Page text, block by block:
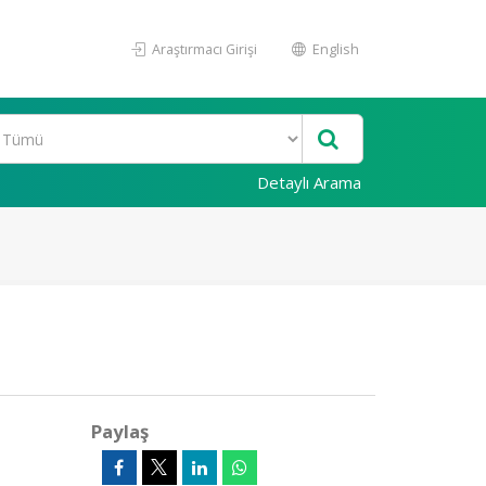
Araştırmacı Girişi English
Detaylı Arama
Paylaş